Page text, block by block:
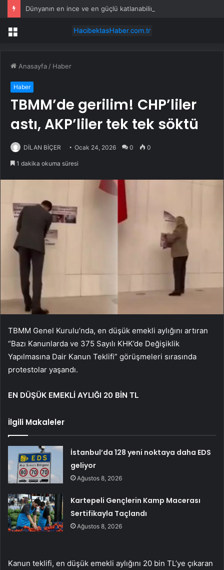
Menü
Anasayfa / Haber
Haber
TBMM’de gerilim! CHP’liler
astı, AKP’liler tek tek söktü
DİLAN BİÇER Ocak 24, 2026 0 0
1 dakika okuma süresi
TBMM Genel Kurulu’nda, en düşük emekli aylığını artıran
“Bazı Kanunlarda ve 375 Sayılı KHK’de Değişiklik
Yapılmasına Dair Kanun Teklifi” görüşmeleri sırasında
protestolar yaşandı.
EN DÜŞÜK EMEKLİ AYLIĞI 20 BİN TL
İlgili Makaleler
İstanbul’da 128 yeni noktaya daha EDS
geliyor
Ağustos 8, 2026
Kartepeli Gençlerin Kamp Macerası
Sertifikayla Taçlandı
Ağustos 8, 2026
Kanun teklifi, en düşük emekli aylığını 20 bin TL’ye çıkaran